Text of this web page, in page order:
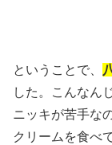
ということで、
した。こんなん
ニッキが苦手な
クリームを食べ